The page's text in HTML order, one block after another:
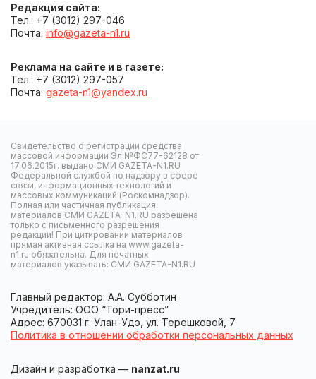
Редакция сайта:
Тел.: +7 (3012) 297-046
Почта: info@gazeta-n1.ru
Реклама на сайте и в газете:
Тел.: +7 (3012) 297-057
Почта: gazeta-n1@yandex.ru
Свидетельство о регистрации средства
массовой информации Эл №ФС77-62128 от
17.06.2015г. выдано СМИ GAZETA-N1.RU
Федеральной службой по надзору в сфере
связи, информационных технологий и
массовых коммуникаций (Роскомнадзор).
Полная или частичная публикация
материалов СМИ GAZETA-N1.RU разрешена
только с письменного разрешения
редакции! При цитировании материалов
прямая активная ссылка на www.gazeta-
n1.ru обязательна. Для печатных
материалов указывать: СМИ GAZETA-N1.RU
Главный редактор: А.А. Субботин
Учредитель: ООО “Тори-пресс”
Адрес: 670031 г. Улан-Удэ, ул. Терешковой, 7
Политика в отношении обработки персональных данных
Дизайн и разработка — nanzat.ru